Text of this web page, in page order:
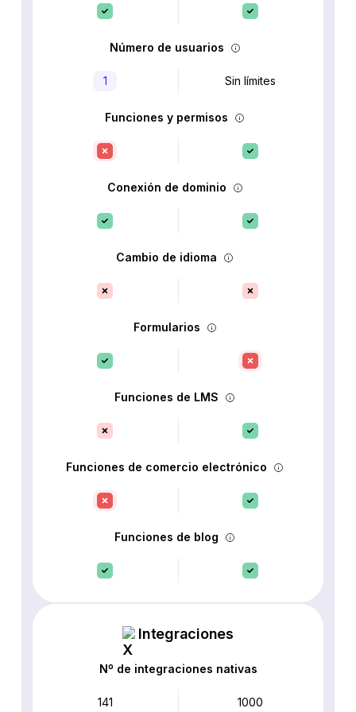
Número de usuarios
1 Sin límites
Funciones y permisos
Conexión de dominio
Cambio de idioma
Formularios
Funciones de LMS
Funciones de comercio electrónico
Funciones de blog
Integraciones
Nº de integraciones nativas
141 1000